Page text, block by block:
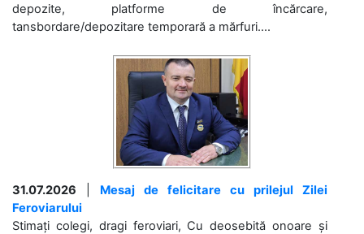
depozite, platforme de încărcare,
tansbordare/depozitare temporară a mărfuri....
31.07.2026
Mesaj de felicitare cu prilejul Zilei
Feroviarului
Stimați colegi, dragi feroviari, Cu deosebită onoare și